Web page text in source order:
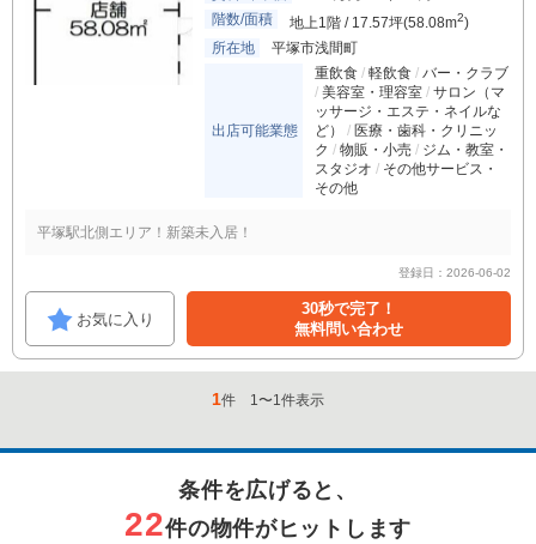
階数/面積
地上1階 / 17.57坪(58.08m2)
所在地
平塚市浅間町
出店可能業態
重飲食 軽飲食
バー・クラブ
美容室・理容室
サロン（マ
ッサージ・エステ・ネイルな
ど）
医療・歯科・クリニッ
ク
物販・小売
ジム・教室・
スタジオ
その他サービス・
その他
平塚駅北側エリア！新築未入居！
登録日：2026-06-02
お気に入り
30秒で完了！
無料問い合わせ
1件 1〜1件表示
条件を広げると、
22件の物件がヒットします